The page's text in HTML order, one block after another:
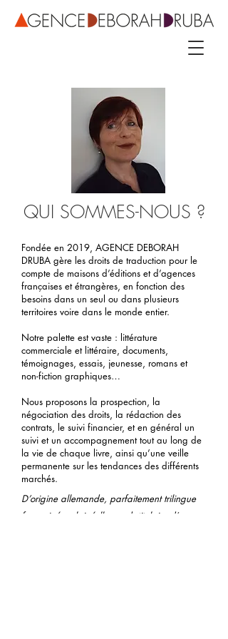
QUI SOMMES-NOUS ?
Fondée en 2019, AGENCE DEBORAH
DRUBA gère les droits de traduction pour le
compte de maisons d’éditions et d’agences
françaises et étrangères, en fonction des
besoins dans un seul ou dans plusieurs
territoires voire dans le monde entier.
Notre palette est vaste : littérature
commerciale et littéraire, documents,
témoignages, essais, jeunesse, romans et
non-fiction graphiques…
Nous proposons la prospection, la
négociation des droits, la rédaction des
contrats, le suivi financier, et en général un
suivi et un accompagnement tout au long de
la vie de chaque livre, ainsi qu’une veille
permanente sur les tendances des différents
marchés.
D’origine allemande, parfaitement trilingue
français/anglais/allemand, titulaire d’une